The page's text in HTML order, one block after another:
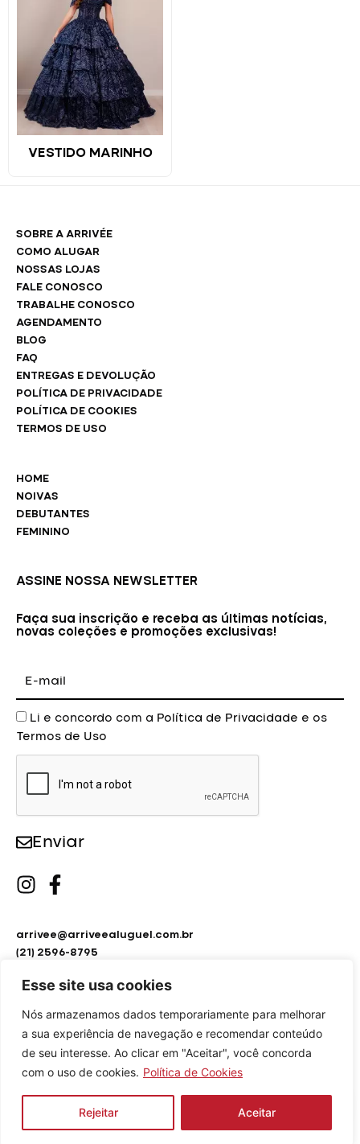
Esse site usa cookies
Nós armazenamos dados temporariamente para melhorar
a sua experiência de navegação e recomendar conteúdo
de seu interesse. Ao clicar em "Aceitar", você concorda
com o uso de cookies. Política de Cookies
Rejeitar Aceitar
VESTIDO MARINHO
SOBRE A ARRIVÉE
COMO ALUGAR
NOSSAS LOJAS
FALE CONOSCO
TRABALHE CONOSCO
AGENDAMENTO
BLOG
FAQ
ENTREGAS E DEVOLUÇÃO
POLÍTICA DE PRIVACIDADE
POLÍTICA DE COOKIES
TERMOS DE USO
HOME
NOIVAS
DEBUTANTES
FEMININO
ASSINE NOSSA NEWSLETTER
Faça sua inscrição e receba as últimas notícias,
novas coleções e promoções exclusivas!
mail
AceiteLi e concordo com a Política de Privacidade e os
Termos de Uso
Enviar
arrivee@arriveealuguel.com.br
(21) 2596-8795
Design by
Agência Hiro
Como posso ajudar?